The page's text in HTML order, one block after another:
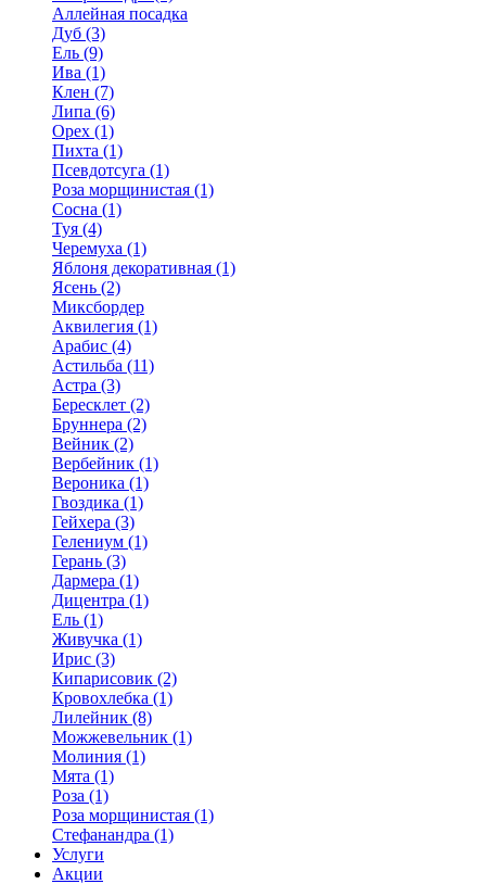
Аллейная посадка
Дуб (3)
Ель (9)
Ива (1)
Клен (7)
Липа (6)
Орех (1)
Пихта (1)
Псевдотсуга (1)
Роза морщинистая (1)
Сосна (1)
Туя (4)
Черемуха (1)
Яблоня декоративная (1)
Ясень (2)
Миксбордер
Аквилегия (1)
Арабис (4)
Астильба (11)
Астра (3)
Бересклет (2)
Бруннера (2)
Вейник (2)
Вербейник (1)
Вероника (1)
Гвоздика (1)
Гейхера (3)
Гелениум (1)
Герань (3)
Дармера (1)
Дицентра (1)
Ель (1)
Живучка (1)
Ирис (3)
Кипарисовик (2)
Кровохлебка (1)
Лилейник (8)
Можжевельник (1)
Молиния (1)
Мята (1)
Роза (1)
Роза морщинистая (1)
Стефанандра (1)
Услуги
Акции